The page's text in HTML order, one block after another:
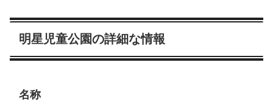
明星児童公園の詳細な情報
名称